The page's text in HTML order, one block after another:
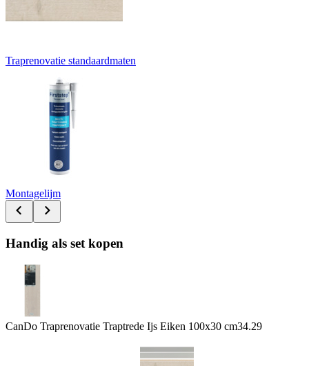
Traprenovatie standaardmaten
Montagelijm
Handig als set kopen
CanDo Traprenovatie Traptrede Ijs Eiken 100x30 cm34.29